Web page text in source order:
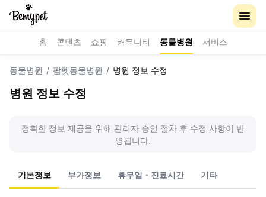
홈 콘텐츠 쇼핑 커뮤니티 동물병원 서비스
동물병원 / 팜펫동물병원 / 병원 정보 수정
병원 정보 수정
정확한 정보 제공을 위해 관리자 승인 절차 후 수정 사항이 반
영됩니다.
기본정보 부가정보 휴무일・진료시간 기타